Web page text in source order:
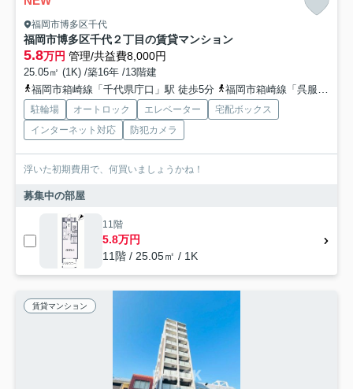
福岡市博多区千代
福岡市博多区千代２丁目の賃貸マンション
5.8万円 管理/共益費8,000円
25.05㎡ (1K) /築16年 /13階建
福岡市箱崎線「千代県庁口」駅 徒歩5分
福岡市箱崎線「呉服町」駅 徒歩10分
駐輪場 オートロック エレベーター
宅配ボックス
インターネット対応
防犯カメラ
浮いた初期費用で、何買いましょうかね！
募集中の部屋
11階
5.8万円
11階 / 25.05㎡ / 1K
賃貸マンション